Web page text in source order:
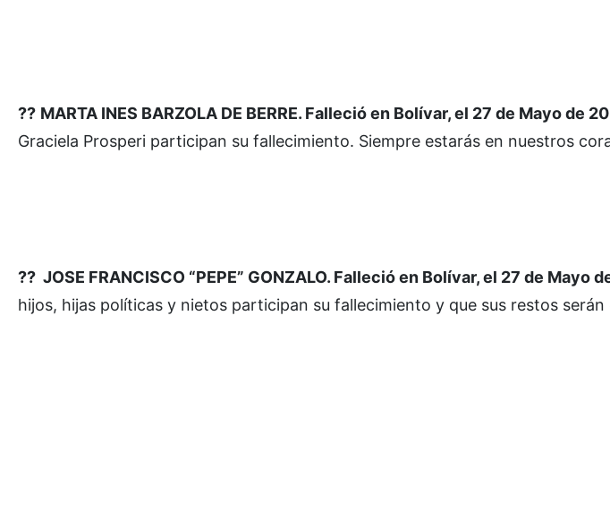
?? MARTA INES BARZOLA DE BERRE. Falleció en Bolívar, el 27 de Mayo de
Graciela Prosperi participan su fallecimiento. Siempre estarás en nuestros
?? JOSE FRANCISCO “PEPE” GONZALO. Falleció en Bolívar, el 27 de Mayo
hijos, hijas políticas y nietos participan su fallecimiento y que sus restos serán